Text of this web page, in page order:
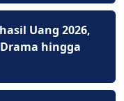
Uang 2026,
hingga